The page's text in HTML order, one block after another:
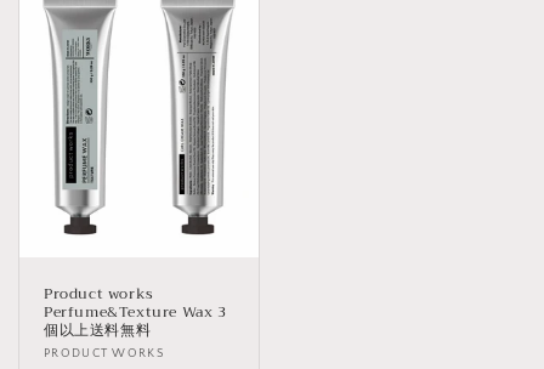
Product works
Perfume&Texture Wax 3
個以上送料無料
販
PRODUCT WORKS